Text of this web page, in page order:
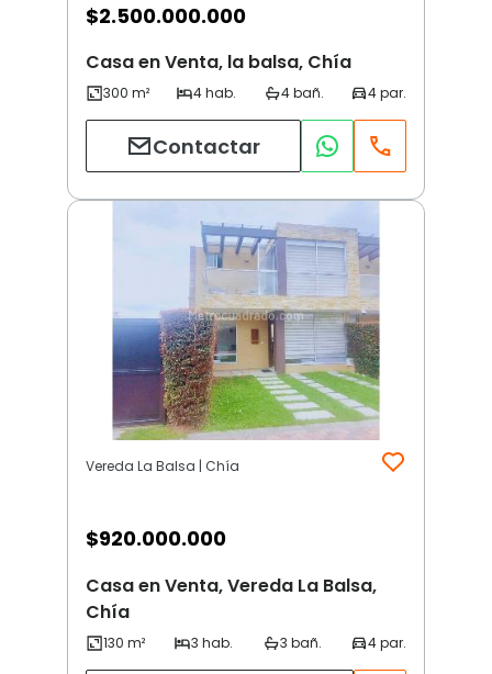
$2.500.000.000
Casa en Venta, la balsa, Chía
Contactar
Vereda La Balsa | Chía
$920.000.000
Casa en Venta, Vereda La Balsa,
Chía